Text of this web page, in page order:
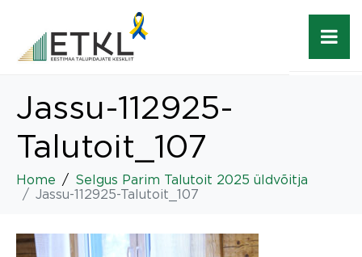
Jassu-112925-
Talutoit_107
Home
Selgus Parim Talutoit 2025 üldvõitja
Jassu-112925-Talutoit_107